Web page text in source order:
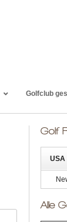
Golfclub
Golf
USA
Alle